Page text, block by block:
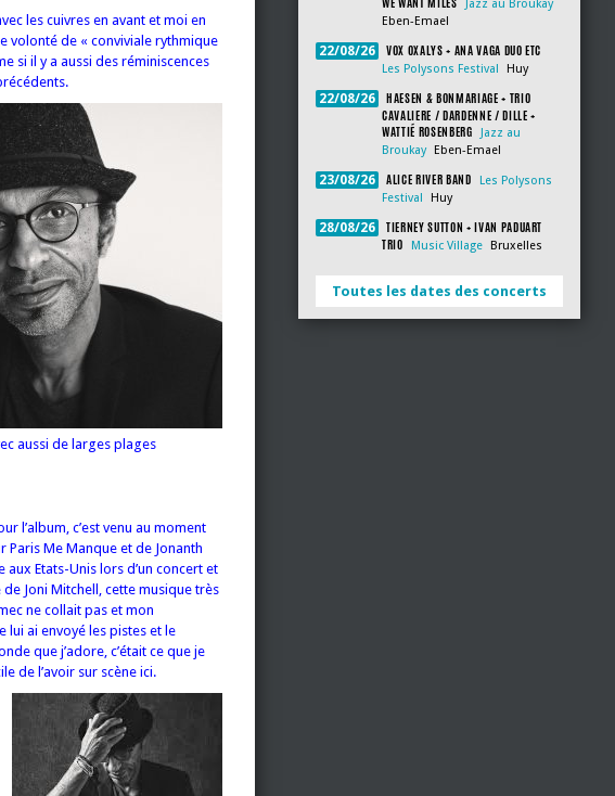
les cuivres en avant et moi en
volonté de « conviviale rythmique
si il y a aussi des réminiscences
aussi de larges plages
l’album, c’est venu au moment
Me Manque et de Jonanth
aux Etats-Unis lors d’un concert et
Joni Mitchell, cette musique très
ne collait pas et mon
lui ai envoyé les pistes et le
que j’adore, c’était ce que je
de l’avoir sur scène ici.
Jazz au Broukay
Eben-Emael
22/08/26 VOX OXALYS + ANA VAGA DUO ETC
Les Polysons Festival Huy
22/08/26
HAESEN & BONMARIAGE + TRIO
CAVALIERE / DARDENNE / DILLE +
WATTIÉ ROSENBERG
Jazz au
Broukay
Eben-Emael
23/08/26 ALICE RIVER BAND
Les Polysons
Festival
Huy
28/08/26
TIERNEY SUTTON + IVAN PADUART
TRIO
Music Village Bruxelles
Toutes les dates des concerts